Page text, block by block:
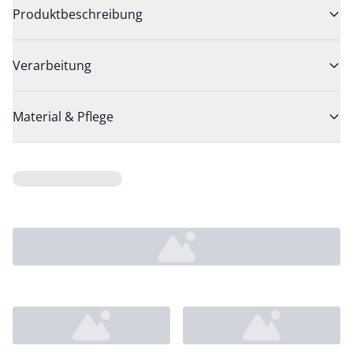
Produktbeschreibung
Verarbeitung
Material & Pflege